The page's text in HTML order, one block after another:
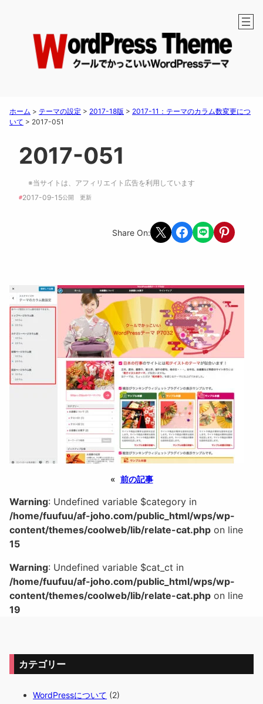
ホーム > テーマの設定 > 2017-18版 > 2017-11：テーマのカラム数変更につ
いて > 2017-051
2017-051
※当サイトは、アフィリエイト広告を利用しています
#2017-09-15公開 更新
Share On: Share on X Share on Facebook
Share on LINEShare on
« 前の記事
Warning: Undefined variable $category in
/home/fuufuu/af-joho.com/public_html/wps/wp-
content/themes/coolweb/lib/relate-cat.php on line
15
Warning: Undefined variable $cat_ct in
/home/fuufuu/af-joho.com/public_html/wps/wp-
content/themes/coolweb/lib/relate-cat.php on line
19
カテゴリー
WordPressについて (2)